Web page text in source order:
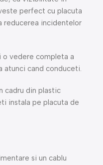
perfect cu placuta
reducerea incidentelor
vedere completa a
atunci cand conduceti.
cadru din plastic
instala pe placuta de
si un cablu